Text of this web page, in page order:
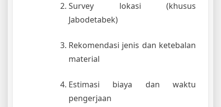
Survey lokasi (khusus
Jabodetabek)
Rekomendasi jenis dan ketebalan
material
Estimasi biaya dan waktu
pengerjaan